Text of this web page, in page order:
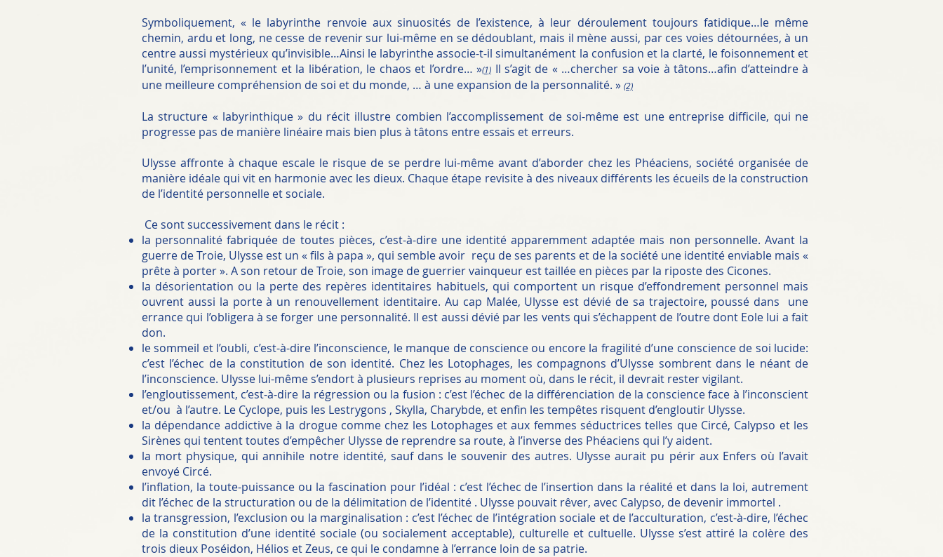
Symboliquement, « le labyrinthe renvoie aux sinuosités de l’existence, à leur déroulement toujours fatidique…le même
chemin, ardu et long, ne cesse de revenir sur lui-même en se dédoublant, mais il mène aussi, par ces voies détournées, à un
centre aussi mystérieux qu’invisible…Ainsi le labyrinthe associe-t-il simultanément la confusion et la clarté, le foisonnement et
l’unité, l’emprisonnement et la libération, le chaos et l’ordre… »(1) Il s’agit de « …chercher sa voie à tâtons…afin d’atteindre à
une meilleure compréhension de soi et du monde, … à une expansion de la personnalité. » (2)
La structure « labyrinthique » du récit illustre combien l’accomplissement de soi-même est une entreprise difficile, qui ne
progresse pas de manière linéaire mais bien plus à tâtons entre essais et erreurs.
Ulysse affronte à chaque escale le risque de se perdre lui-même avant d’aborder chez les Phéaciens, société organisée de
manière idéale qui vit en harmonie avec les dieux. Chaque étape revisite à des niveaux différents les écueils de la construction
de l’identité personnelle et sociale.
Ce sont successivement dans le récit :
la personnalité fabriquée de toutes pièces, c’est-à-dire une identité apparemment adaptée mais non personnelle. Avant la
guerre de Troie, Ulysse est un « fils à papa », qui semble avoir reçu de ses parents et de la société une identité enviable mais «
prête à porter ». A son retour de Troie, son image de guerrier vainqueur est taillée en pièces par la riposte des Cicones.
la désorientation ou la perte des repères identitaires habituels, qui comportent un risque d’effondrement personnel mais
ouvrent aussi la porte à un renouvellement identitaire. Au cap Malée, Ulysse est dévié de sa trajectoire, poussé dans une
errance qui l’obligera à se forger une personnalité. Il est aussi dévié par les vents qui s’échappent de l’outre dont Eole lui a fait
don.
le sommeil et l’oubli, c’est-à-dire l’inconscience, le manque de conscience ou encore la fragilité d’une conscience de soi lucide:
c’est l’échec de la constitution de son identité. Chez les Lotophages, les compagnons d’Ulysse sombrent dans le néant de
l’inconscience. Ulysse lui-même s’endort à plusieurs reprises au moment où, dans le récit, il devrait rester vigilant.
l’engloutissement, c’est-à-dire la régression ou la fusion : c’est l’échec de la différenciation de la conscience face à l’inconscient
et/ou à l’autre. Le Cyclope, puis les Lestrygons , Skylla, Charybde, et enfin les tempêtes risquent d’engloutir Ulysse.
la dépendance addictive à la drogue comme chez les Lotophages et aux femmes séductrices telles que Circé, Calypso et les
Sirènes qui tentent toutes d’empêcher Ulysse de reprendre sa route, à l’inverse des Phéaciens qui l’y aident.
la mort physique, qui annihile notre identité, sauf dans le souvenir des autres. Ulysse aurait pu périr aux Enfers où l’avait
envoyé Circé.
l’inflation, la toute-puissance ou la fascination pour l’idéal : c’est l’échec de l’insertion dans la réalité et dans la loi, autrement
dit l’échec de la structuration ou de la délimitation de l’identité . Ulysse pouvait rêver, avec Calypso, de devenir immortel .
la transgression, l’exclusion ou la marginalisation : c’est l’échec de l’intégration sociale et de l’acculturation, c’est-à-dire, l’échec
de la constitution d’une identité sociale (ou socialement acceptable), culturelle et cultuelle. Ulysse s’est attiré la colère des
trois dieux Poséidon, Hélios et Zeus, ce qui le condamne à l’errance loin de sa patrie.